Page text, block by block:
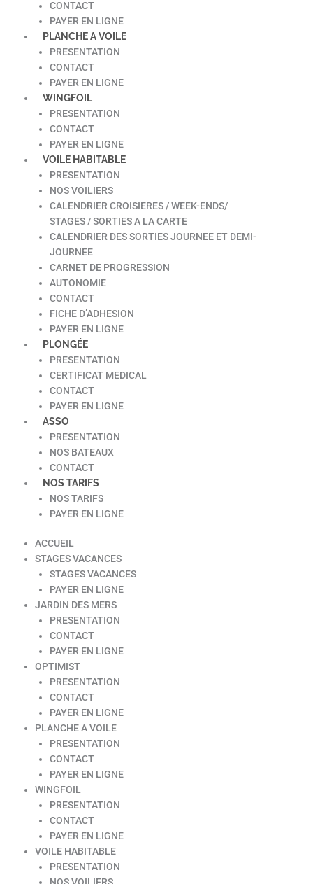
CONTACT
PAYER EN LIGNE
PLANCHE A VOILE
PRESENTATION
CONTACT
PAYER EN LIGNE
WINGFOIL
PRESENTATION
CONTACT
PAYER EN LIGNE
VOILE HABITABLE
PRESENTATION
NOS VOILIERS
CALENDRIER CROISIERES / WEEK-ENDS/
STAGES / SORTIES A LA CARTE
CALENDRIER DES SORTIES JOURNEE ET DEMI-
JOURNEE
CARNET DE PROGRESSION
AUTONOMIE
CONTACT
FICHE D’ADHESION
PAYER EN LIGNE
PLONGÉE
PRESENTATION
CERTIFICAT MEDICAL
CONTACT
PAYER EN LIGNE
ASSO
PRESENTATION
NOS BATEAUX
CONTACT
NOS TARIFS
NOS TARIFS
PAYER EN LIGNE
ACCUEIL
STAGES VACANCES
STAGES VACANCES
PAYER EN LIGNE
JARDIN DES MERS
PRESENTATION
CONTACT
PAYER EN LIGNE
OPTIMIST
PRESENTATION
CONTACT
PAYER EN LIGNE
PLANCHE A VOILE
PRESENTATION
CONTACT
PAYER EN LIGNE
WINGFOIL
PRESENTATION
CONTACT
PAYER EN LIGNE
VOILE HABITABLE
PRESENTATION